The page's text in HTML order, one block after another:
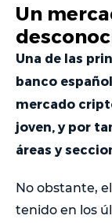
Un
Una de las
banco
mercado
joven, y por
áreas y
No obstante,
tenido en los